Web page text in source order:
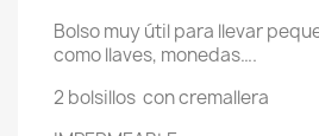
Bolso muy útil para llevar
como llaves, monedas….
2 bolsillos con cremallera